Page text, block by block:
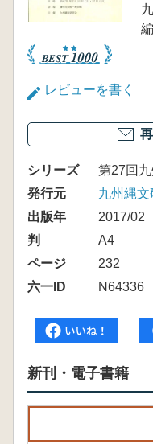
編
レビューを書く
シリーズ
第27回
発行元
九州縄文
出版年
2017/02
判
A4
ページ
232
六一ID
N64336
新刊・電子書籍